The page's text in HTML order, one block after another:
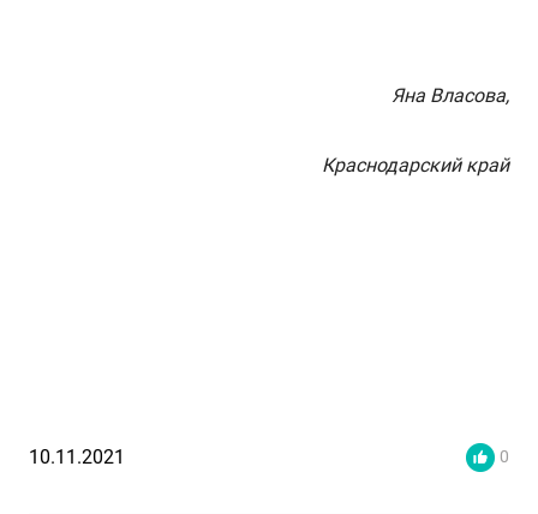
Яна Власова,
Краснодарский край
10.11.2021 0